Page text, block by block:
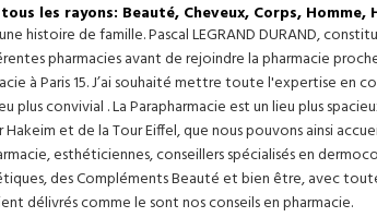
les rayons: Beauté, Cheveux, Corps, Homme,
histoire de famille. Pascal LEGRAND DURAND,
pharmacies avant de rejoindre la pharmacie
à Paris 15. J’ai souhaité mettre toute l'expertise en
convivial . La Parapharmacie est un lieu plus
et de la Tour Eiffel, que nous pouvons ainsi
esthéticiennes, conseillers spécialisés en
des Compléments Beauté et bien être, avec
délivrés comme le sont nos conseils en pharmacie.